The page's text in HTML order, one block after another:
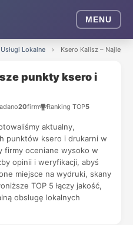
MENU
Usługi Lokalne › Ksero Kalisz –
punkty ksero i
20firm Ranking TOP5
aktualny,
punktów ksero i drukarni w
firmy oceniane wysoko w
opinii i weryfikacji, abyś
miejsce na wydruki, skany
TOP 5 łączy jakość,
obsługę lokalnych